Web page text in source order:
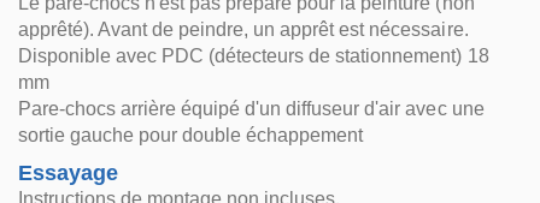
apprêté). Avant de peindre, un apprêt est nécessaire.
Disponible avec PDC (détecteurs de stationnement) 18
mm
Pare-chocs arrière équipé d'un diffuseur d'air avec une
sortie gauche pour double échappement
Essayage
Instructions de montage non incluses.